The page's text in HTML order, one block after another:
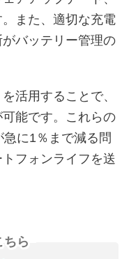
また、適切な充電
バッテリー管理の
活用することで、
能です。これらの
に1％まで減る問
フォンライフを送
ちら